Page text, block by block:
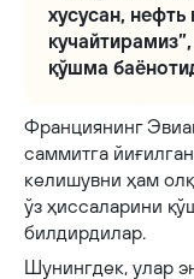
хусусан, нефть
қўшма
Франциянинг
саммитга
келишувни ҳам
ўз ҳиссаларини
билдирдилар.
Шунингдек, улар